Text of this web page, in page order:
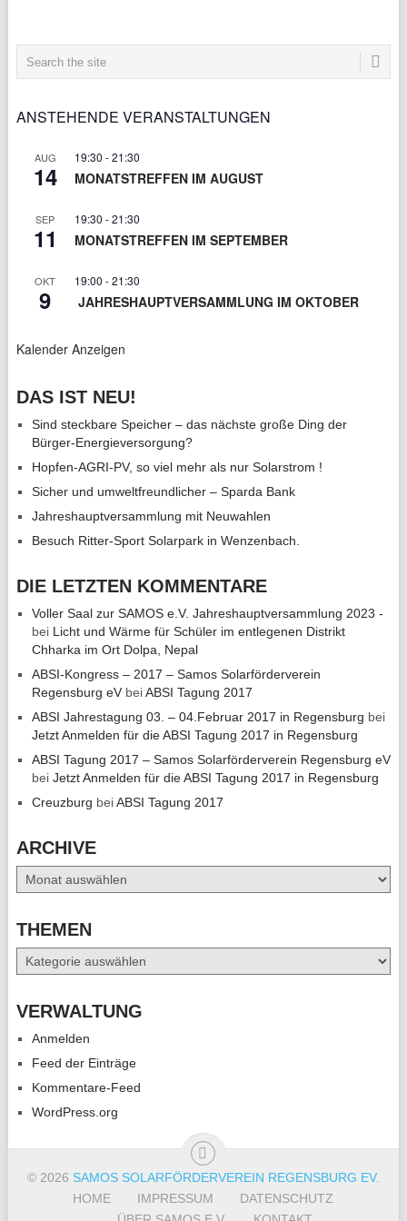
ANSTEHENDE VERANSTALTUNGEN
AUG
14
19:30 -21:30
MONATSTREFFEN IM AUGUST
SEP
11
19:30 -21:30
MONATSTREFFEN IM SEPTEMBER
OKT
9
19:00 -21:30
JAHRESHAUPTVERSAMMLUNG IM OKTOBER
Kalender Anzeigen
DAS IST NEU!
Sind steckbare Speicher – das nächste große Ding der
Bürger-Energieversorgung?
Hopfen-AGRI-PV, so viel mehr als nur Solarstrom !
Sicher und umweltfreundlicher – Sparda Bank
Jahreshauptversammlung mit Neuwahlen
Besuch Ritter-Sport Solarpark in Wenzenbach.
DIE LETZTEN KOMMENTARE
Voller Saal zur SAMOS e.V. Jahreshauptversammlung 2023 -
bei Licht und Wärme für Schüler im entlegenen Distrikt
Chharka im Ort Dolpa, Nepal
ABSI-Kongress – 2017 – Samos Solarförderverein
Regensburg eVbeiABSI Tagung 2017
ABSI Jahrestagung 03. – 04.Februar 2017 in Regensburg bei
Jetzt Anmelden für die ABSI Tagung 2017 in Regensburg
ABSI Tagung 2017 – Samos Solarförderverein Regensburg eV
bei Jetzt Anmelden für die ABSI Tagung 2017 in Regensburg
Creuzburg beiABSI Tagung 2017
ARCHIVE
Archive
THEMEN
Themen
VERWALTUNG
Anmelden
Feed der Einträge
Kommentare-Feed
WordPress.org
© 2026 SAMOS SOLARFÖRDERVEREIN REGENSBURG EV.
HOME
IMPRESSUM
DATENSCHUTZ